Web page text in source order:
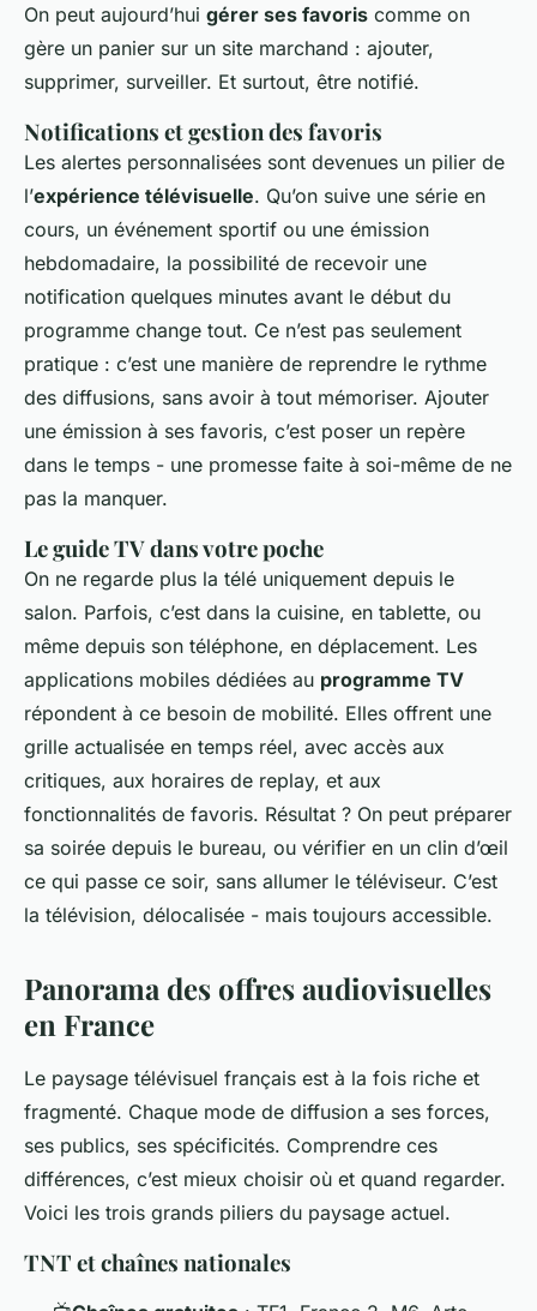
On peut aujourd’hui gérer ses favoris comme on
gère un panier sur un site marchand : ajouter,
supprimer, surveiller. Et surtout, être notifié.
Notifications et gestion des favoris
Les alertes personnalisées sont devenues un pilier de
l’expérience télévisuelle. Qu’on suive une série en
cours, un événement sportif ou une émission
hebdomadaire, la possibilité de recevoir une
notification quelques minutes avant le début du
programme change tout. Ce n’est pas seulement
pratique : c’est une manière de reprendre le rythme
des diffusions, sans avoir à tout mémoriser. Ajouter
une émission à ses favoris, c’est poser un repère
dans le temps - une promesse faite à soi-même de ne
pas la manquer.
Le guide TV dans votre poche
On ne regarde plus la télé uniquement depuis le
salon. Parfois, c’est dans la cuisine, en tablette, ou
même depuis son téléphone, en déplacement. Les
applications mobiles dédiées au programme TV
répondent à ce besoin de mobilité. Elles offrent une
grille actualisée en temps réel, avec accès aux
critiques, aux horaires de replay, et aux
fonctionnalités de favoris. Résultat ? On peut préparer
sa soirée depuis le bureau, ou vérifier en un clin d’œil
ce qui passe ce soir, sans allumer le téléviseur. C’est
la télévision, délocalisée - mais toujours accessible.
Panorama des offres audiovisuelles
en France
Le paysage télévisuel français est à la fois riche et
fragmenté. Chaque mode de diffusion a ses forces,
ses publics, ses spécificités. Comprendre ces
différences, c’est mieux choisir où et quand regarder.
Voici les trois grands piliers du paysage actuel.
TNT et chaînes nationales